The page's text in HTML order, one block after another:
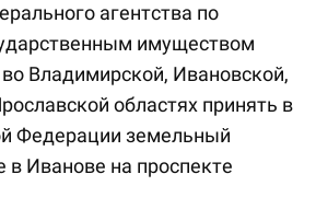
агентства по
имуществом
Владимирской, Ивановской,
областях принять в
Федерации земельный
в Иванове на проспекте